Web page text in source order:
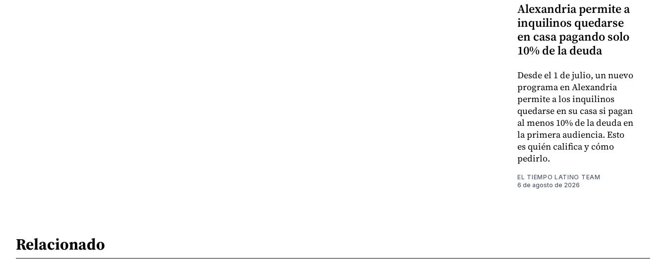
Alexandria permite a
inquilinos quedarse
en casa pagando solo
10% de la deuda
Desde el 1 de julio, un nuevo
programa en Alexandria
permite a los inquilinos
quedarse en su casa si pagan
al menos 10% de la deuda en
la primera audiencia. Esto
es quién califica y cómo
pedirlo.
EL TIEMPO LATINO TEAM
6 de agosto de 2026
Relacionado